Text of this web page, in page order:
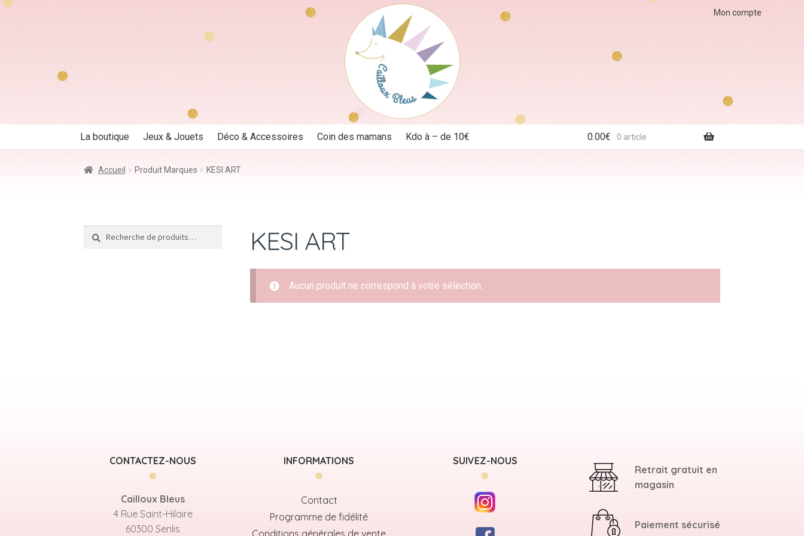
Mon compte
La boutique Jeux & Jouets Déco & Accessoires Coin des mamans Kdo à – de 10€ 0.00€ 0 article
Accueil Produit Marques KESI ART
KESI ART
Aucun produit ne correspond à votre sélection.
pour :
Recherche
CONTACTEZ-NOUS
Cailloux Bleus
4 Rue Saint-Hilaire
60300 Senlis
INFORMATIONS
Contact
Programme de fidélité
Conditions générales de vente
SUIVEZ-NOUS
Retrait gratuit en
magasin
Paiement sécurisé